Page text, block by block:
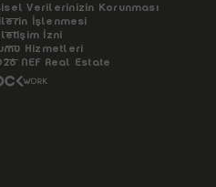
Verilerinizin Korunması
İşlenmesi
İzni
Hizmetleri
NEF Real Estate